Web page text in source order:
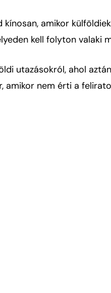
kínosan, amikor
kell folyton valaki
utazásokról, ahol
amikor nem érti a